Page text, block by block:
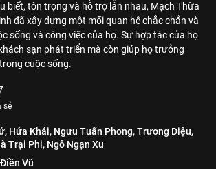
biết, tôn trọng và hỗ trợ lẫn nhau, Mạch Thừa
đã xây dựng một mối quan hệ chắc chắn và
sống và công việc của họ. Sự hợp tác của họ
sạn phát triển mà còn giúp họ trưởng
cuộc sống.
sẻ
Hứa Khải, Ngưu Tuấn Phong,Trương Diệu,
Trại Phi, Ngô Ngạn Xu
Vũ